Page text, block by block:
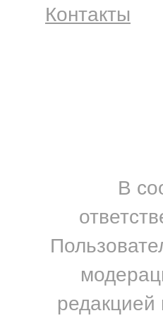
Контакты
В